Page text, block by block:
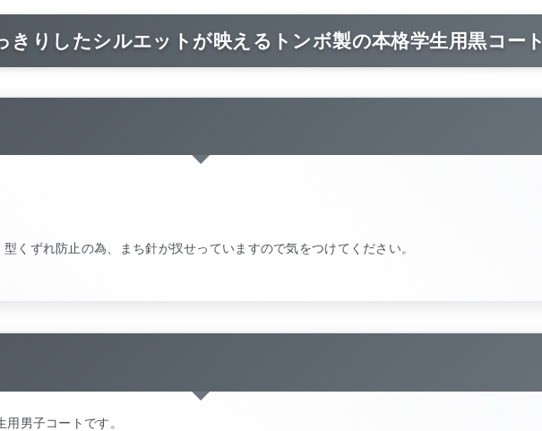
きりしたシルエットが映えるトンボ製の本格学生用黒コート
くずれ防止の為、まち針が扠せっていますので気をつけてください。
男子コートです。